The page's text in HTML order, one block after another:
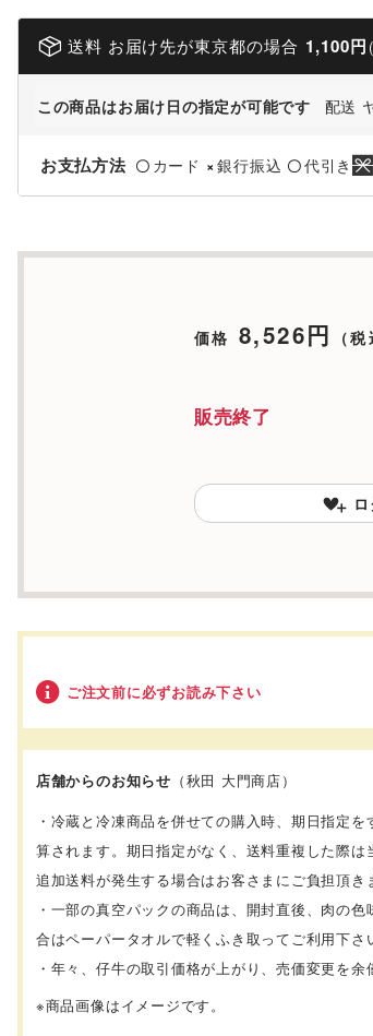
送料 お届け先が東京都の場合 1,100円
この商品はお届け日の指定が可能です 配送
お支払方法 〇 カード × 銀行振込 〇代引き
価格 8,526円 （税
販売終了
ご注文前に必ずお読み下さい
店舗からのお知らせ （秋田 大門商店）
・冷蔵と冷凍商品を併せての購入時、期日指定
算されます。期日指定がなく、送料重複した際
追加送料が発生する場合はお客さまにご負担頂き
・一部の真空パックの商品は、開封直後、肉の
合はペーパータオルで軽くふき取ってご利用下さ
・年々、仔牛の取引価格が上がり、売価変更を
※商品画像はイメージです。